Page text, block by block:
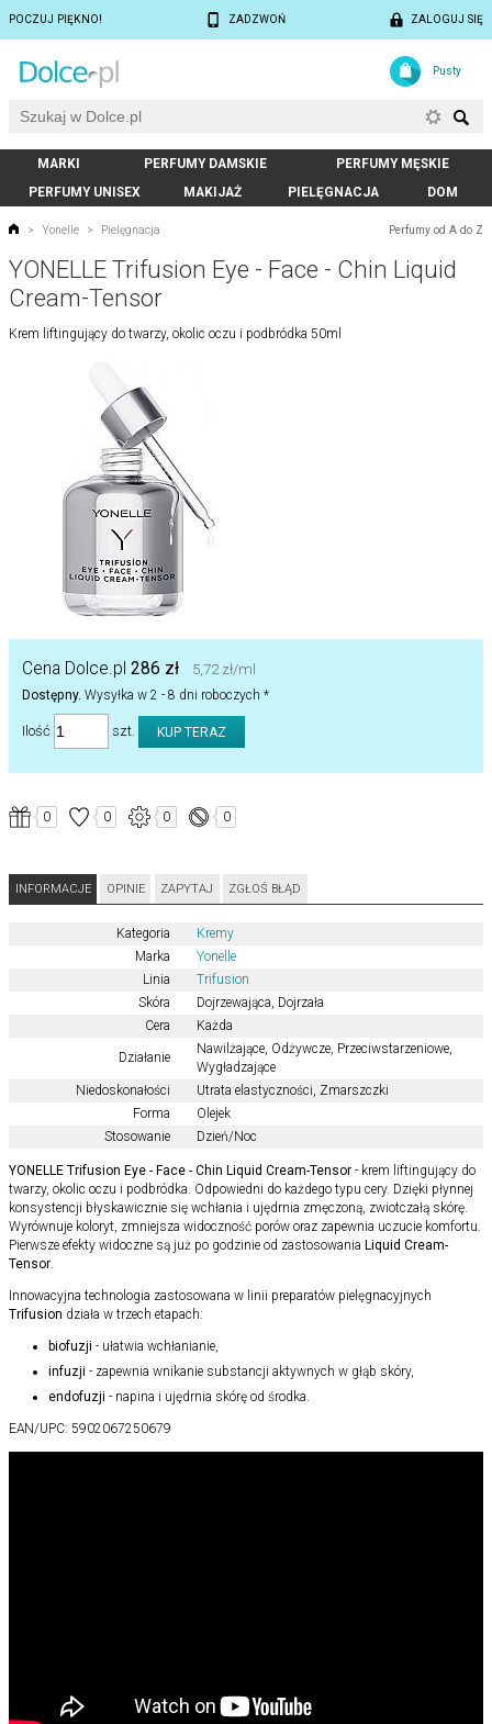
POCZUJ PIĘKNO! ZADZWOŃ ZALOGUJ SIĘ
Pusty
MARKI PERFUMY DAMSKIE
PERFUMY MĘSKIE
PERFUMY UNISEX
MAKIJAŻ PIELĘGNACJA DOM
Perfumy od A do Z
> Yonelle > Pielęgnacja
YONELLE Trifusion Eye - Face - Chin Liquid
Cream-Tensor
Krem liftingujący do twarzy, okolic oczu i podbródka 50ml
Cena Dolce.pl 286 zł 5,72 zł/ml
Dostępny. Wysyłka w 2 - 8 dni roboczych *
Ilość szt.
0 0 0 0
INFORMACJE OPINIE ZAPYTAJ ZGŁOŚ BŁĄD
Kategoria
Kremy
Marka
Yonelle
Linia
Trifusion
Skóra
Dojrzewająca, Dojrzała
Cera
Każda
Działanie
Nawilżające, Odżywcze, Przeciwstarzeniowe,
Wygładzające
Niedoskonałości
Utrata elastyczności, Zmarszczki
Forma
Olejek
Stosowanie
Dzień/Noc
YONELLE Trifusion Eye - Face - Chin Liquid Cream-Tensor - krem liftingujący do
twarzy, okolic oczu i podbródka. Odpowiedni do każdego typu cery. Dzięki płynnej
konsystencji błyskawicznie się wchłania i ujędrnia zmęczoną, zwiotczałą skórę.
Wyrównuje koloryt, zmniejsza widoczność porów oraz zapewnia uczucie komfortu.
Pierwsze efekty widoczne są już po godzinie od zastosowania Liquid Cream-
Tensor.
Innowacyjna technologia zastosowana w linii preparatów pielęgnacyjnych
Trifusion działa w trzech etapach:
biofuzji - ułatwia wchłanianie,
infuzji - zapewnia wnikanie substancji aktywnych w głąb skóry,
endofuzji - napina i ujędrnia skórę od środka.
EAN/UPC: 5902067250679